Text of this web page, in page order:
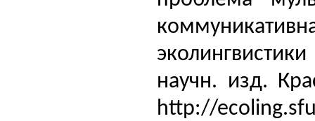
научн. изд.
http://